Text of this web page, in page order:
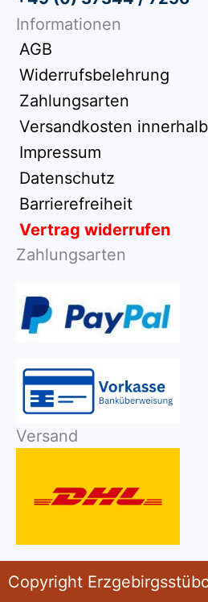
Informationen
AGB
Widerrufsbelehrung
Zahlungsarten
Versandkosten
Impressum
Datenschutz
Barrierefreiheit
Vertrag widerrufen
Zahlungsarten
Versand
Copyright